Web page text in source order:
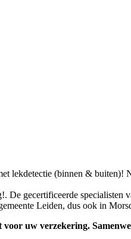
lekdetectie (binnen & buiten)!
De gecertificeerde
Leiden, dus ook in
uw verzekering.